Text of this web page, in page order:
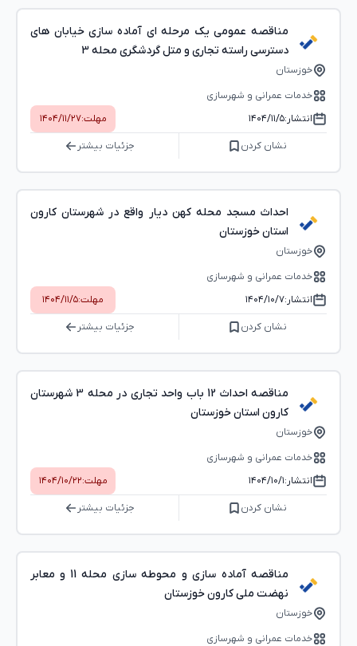
مناقصه عمومی یک مرحله ای آماده سازی خیابان های
دسترسی راسته تجاری و متل گردشگری محله 3
خوزستان
خدمات عمرانی و شهرسازی
انتشار:۱۴۰۴/۱۱/۵ مهلت:۱۴۰۴/۱۱/۲۷
نشان کردن جزئیات بیشتر
احداث مسجد محله کهن دیار واقع در شهرستان کارون
استان خوزستان
خوزستان
خدمات عمرانی و شهرسازی
انتشار:۱۴۰۴/۱۰/۷ مهلت:۱۴۰۴/۱۱/۵
نشان کردن جزئیات بیشتر
مناقصه احداث 12 باب واحد تجاری در محله 3 شهرستان
کارون استان خوزستان
خوزستان
خدمات عمرانی و شهرسازی
انتشار:۱۴۰۴/۱۰/۱ مهلت:۱۴۰۴/۱۰/۲۲
نشان کردن جزئیات بیشتر
مناقصه آماده سازی و محوطه سازی محله 11 و معابر
نهضت ملی کارون خوزستان
خوزستان
خدمات عمرانی و شهرسازی